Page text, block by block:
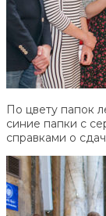
По цвету папок
синие папки с
справками о